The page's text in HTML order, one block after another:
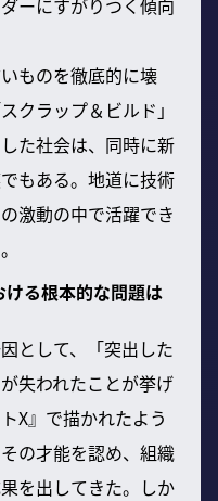
ものを徹底的に壊
クラップ＆ビルド」
た社会は、同時に新
もある。地道に技術
激動の中で活躍でき
る根本的な問題は
として、「突出した
失われたことが挙げ
X』で描かれたよう
の才能を認め、組織
を出してきた。しか